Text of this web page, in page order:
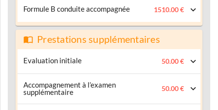
Formule B conduite accompagnée 1510.00 €
Prestations supplémentaires
Evaluation initiale 50.00 €
Accompagnement à l’examen
supplémentaire
50.00 €